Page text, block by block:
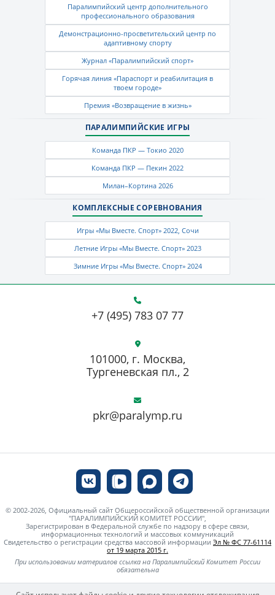
Паралимпийский центр дополнительного
профессионального образования
Демонстрационно-просветительский центр по
адаптивному спорту
Журнал «Паралимпийский спорт»
Горячая линия «Параспорт и реабилитация в
твоем городе»
Премия «Возвращение в жизнь»
ПАРАЛИМПИЙСКИЕ ИГРЫ
Команда ПКР — Токио 2020
Команда ПКР — Пекин 2022
Милан–Кортина 2026
КОМПЛЕКСНЫЕ СОРЕВНОВАНИЯ
Игры «Мы Вместе. Спорт» 2022, Сочи
Летние Игры «Мы Вместе. Спорт» 2023
Зимние Игры «Мы Вместе. Спорт» 2024
+7 (495) 783 07 77
pkr@paralymp.ru
101000, г. Москва,
Тургеневская пл., 2
© 2002-2026, Официальный сайт Общероссийской общественной организации
"ПАРАЛИМПИЙСКИЙ КОМИТЕТ РОССИИ",
Зарегистрирован в Федеральной службе по надзору в сфере связи,
информационных технологий и массовых коммуникаций
Свидетельство о регистрации средства массовой информации Эл № ФС 77-61114
от 19 марта 2015 г.
При использовании материалов ссылка на Паралимпийский Комитет России
обязательна